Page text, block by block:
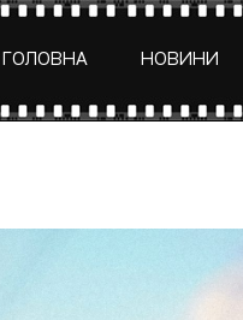
ГОЛОВНА НОВИНИ